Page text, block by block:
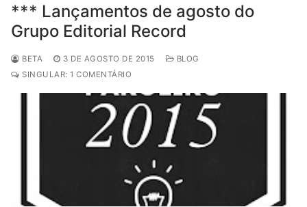
*** Lançamentos de agosto do
Grupo Editorial Record
BETA 3 DE AGOSTO DE 2015
BLOG
SINGULAR: 1 COMENTÁRIO